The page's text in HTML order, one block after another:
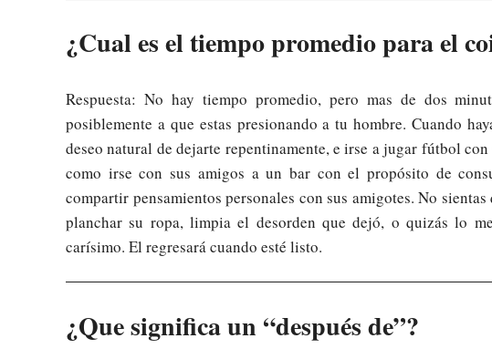
¿Cual es el tiempo promedio para el
Respuesta: No hay tiempo promedio, pero mas de dos
posiblemente a que estas presionando a tu hombre. Cuando
deseo natural de dejarte repentinamente, e irse a jugar fútbol
como irse con sus amigos a un bar con el propósito de
compartir pensamientos personales con sus amigotes. No
planchar su ropa, limpia el desorden que dejó, o quizás lo
carísimo. El regresará cuando esté listo.
¿Que significa un “después de”?